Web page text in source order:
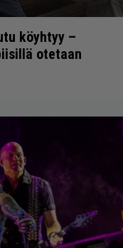
köyhtyy –
otetaan